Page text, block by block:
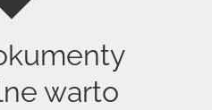
warto